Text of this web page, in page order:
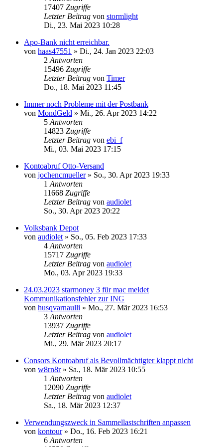
17407 Zugriffe
Letzter Beitrag von stormlight
Di., 23. Mai 2023 10:28
Apo-Bank nicht erreichbar.
von haas47551 » Di., 24. Jan 2023 22:03
2 Antworten
15496 Zugriffe
Letzter Beitrag von Timer
Do., 18. Mai 2023 11:45
Immer noch Probleme mit der Postbank
von MondGeld » Mi., 26. Apr 2023 14:22
5 Antworten
14823 Zugriffe
Letzter Beitrag von ebi_f
Mi., 03. Mai 2023 17:15
Kontoabruf Otto-Versand
von jochencmueller» So., 30. Apr 2023 19:33
1 Antworten
11668 Zugriffe
Letzter Beitrag von audiolet
So., 30. Apr 2023 20:22
Volksbank Depot
von audiolet » So., 05. Feb 2023 17:33
4 Antworten
15717 Zugriffe
Letzter Beitrag von audiolet
Mo., 03. Apr 2023 19:33
24.03.2023 starmoney 3 für mac meldet
Kommunikationsfehler zur ING
von husqvarnaulli » Mo., 27. Mär 2023 16:53
3 Antworten
13937 Zugriffe
Letzter Beitrag von audiolet
Mi., 29. Mär 2023 20:17
Consors Kontoabruf als Bevollmächtigter klappt nicht
von w8rn8r» Sa., 18. Mär 2023 10:55
1 Antworten
12090 Zugriffe
Letzter Beitrag von audiolet
Sa., 18. Mär 2023 12:37
Verwendungszweck in Sammellastschriften anpassen
von kontour» Do., 16. Feb 2023 16:21
6 Antworten